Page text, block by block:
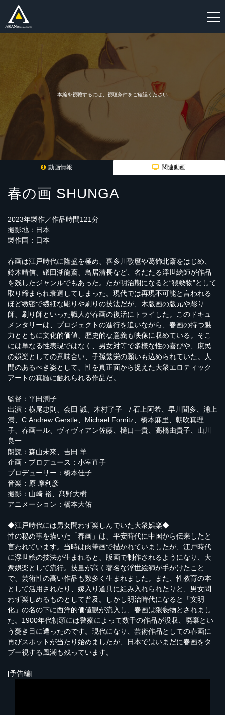
本編を視聴するには、視聴条件をご確認ください
動画情報 関連動画
春の画 SHUNGA
2023年製作／作品時間121分
撮影地：日本
製作国：日本
春画は江戸時代に隆盛を極め、喜多川歌麿や葛飾北斎をはじめ、
鈴木晴信、礒田湖龍斎、鳥居清長など、名だたる浮世絵師が作品
を残したジャンルでもあった。たが明治期になると“猥褻物”として
取り締まられ衰退してしまった。現代では再現不可能と言われる
ほど緻密で繊細な彫りや刷りの技法だが、木版画の版元や彫り
師、刷り師といった職人が春画の復活にトライした。このドキュ
メンタリーは、プロジェクトの進行を追いながら、春画の持つ魅
力とともに文化的価値、歴史的な意義も映像に収めている。そこ
には単なる性表現ではなく、男女対等で多様な性の喜びや、庶民
の娯楽としての意味合い、子孫繁栄の願いも込められていた。人
間のあるべき姿として、性を真正面から捉えた大衆エロティック
アートの真髄に触れられる作品だ。
監督：平田潤子
出演：横尾忠則、会田 誠、木村了子 / 石上阿希、早川聞多、浦上
満、C.Andrew Gerstle、Michael Fornitz、橋本麻里、朝吹真理
子、春画ール、ヴィヴィアン佐藤、樋口一貴、高橋由貴子、山川
良一
朗読：森山未來、吉田 羊
企画・プロデュース：小室直子
プロデューサー：橋本佳子
音楽：原 摩利彦
撮影：山崎 裕、髙野大樹
アニメーション：橋本大佑
◆江戸時代には男女問わず楽しんでいた大衆娯楽◆
性の秘め事を描いた「春画」は、平安時代に中国から伝来したと
言われています。当時は肉筆画で描かれていましたが、江戸時代
に浮世絵の技法が生まれると、版画で制作されるようになり、大
衆娯楽として流行。技量が高く著名な浮世絵師が手がけたこと
で、芸術性の高い作品も数多く生まれました。また、性教育の本
として活用されたり、嫁入り道具に組み入れられたりと、男女問
わず楽しめるものとして普及。しかし明治時代になると「文明
化」の名の下に西洋的価値観が流入し、春画は猥褻物とされまし
た。1900年代初頭には警察によって数千の作品が没収、廃棄とい
う憂き目に遭ったのです。現代になり、芸術作品としての春画に
再びスポットが当たり始めましたが、日本ではいまだに春画をタ
ブー視する風潮も残っています。
[予告編]